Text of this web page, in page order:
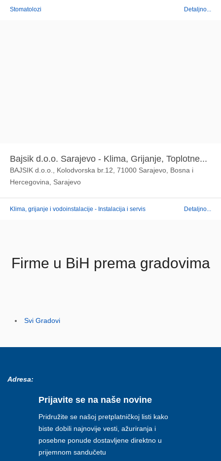
Stomatolozi Detaljno...
Bajsik d.o.o. Sarajevo - Klima, Grijanje, Toplotne...
BAJSIK d.o.o., Kolodvorska br.12, 71000 Sarajevo, Bosna i
Hercegovina, Sarajevo
Klima, grijanje i vodoinstalacije - Instalacija i servis Detaljno...
Firme u BiH prema gradovima
Svi Gradovi
Adresa:
Prijavite se na naše novine
Pridružite se našoj pretplatničkoj listi kako
biste dobili najnovije vesti, ažuriranja i
posebne ponude dostavljene direktno u
prijemnom sandučetu